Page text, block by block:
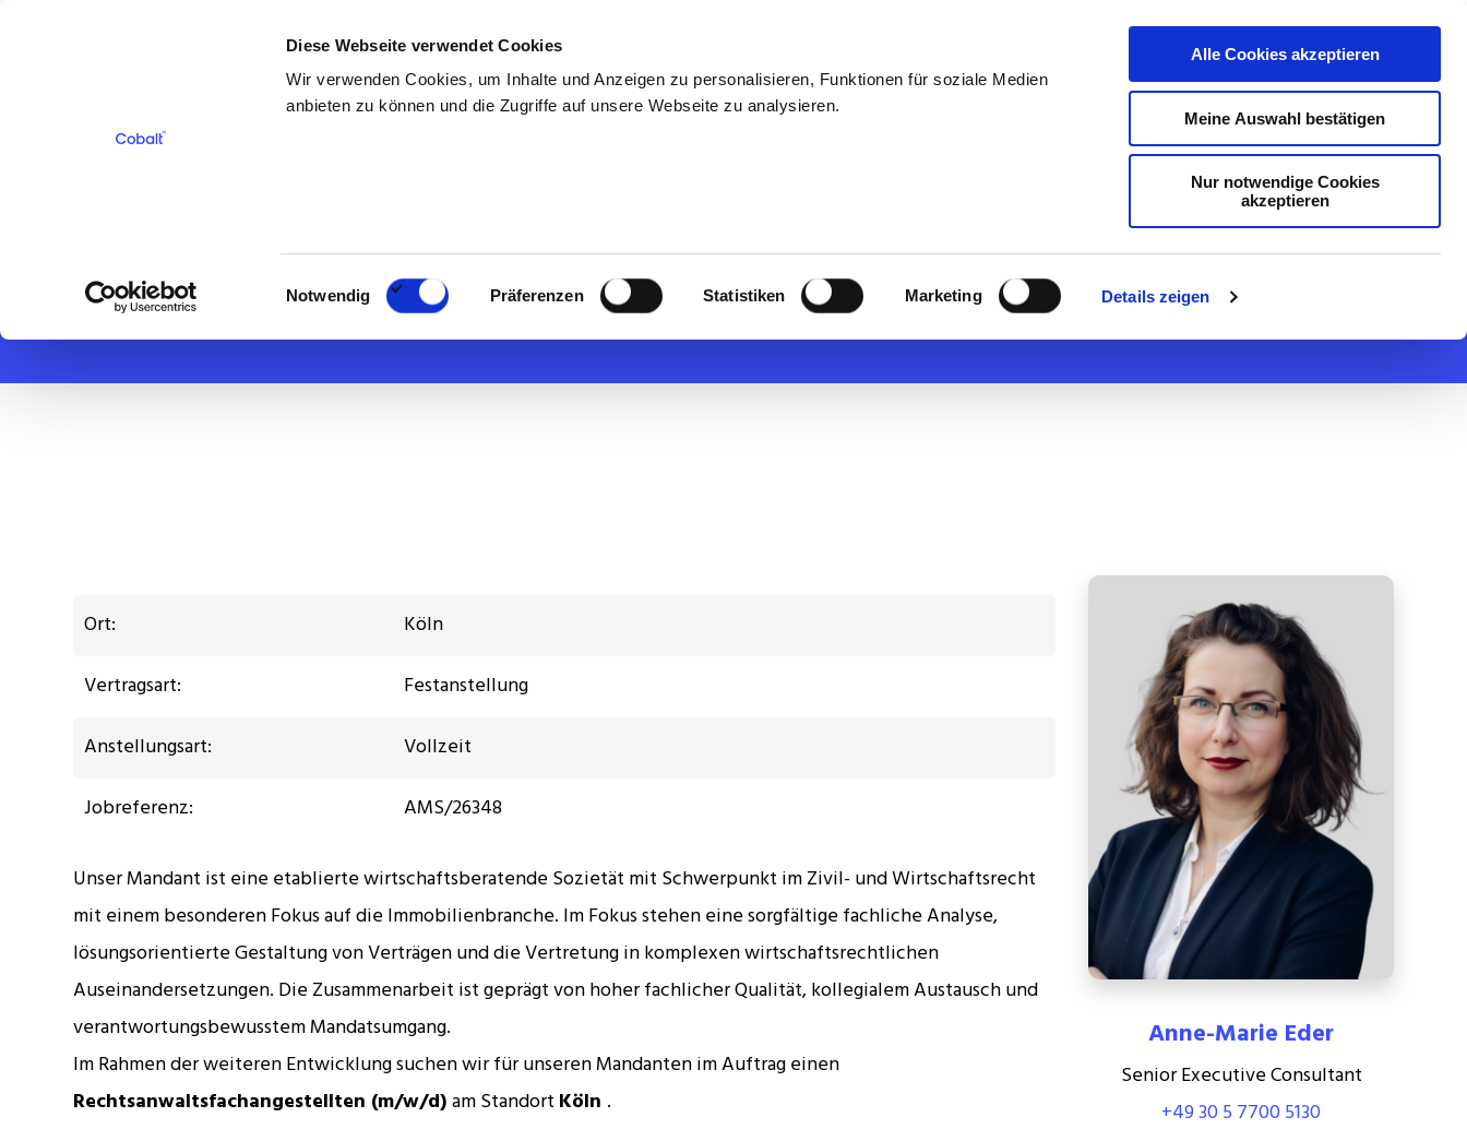
Diese Webseite verwendet Cookies
Wir verwenden Cookies, um Inhalte und Anzeigen zu personalisieren, Funktionen für soziale Medien
anbieten zu können und die Zugriffe auf unsere Webseite zu analysieren.
Einwilligungsauswahl
Notwendig Präferenzen Statistiken Marketing Details zeigen
Alle Cookies akzeptieren
Meine Auswahl bestätigen
Nur notwendige Cookies
akzeptieren
Für Bewerber Für Kunden Über uns Blog & Presse DE Initiativ bewerben
Rechtsanwaltsfachangestellter (m/w/d) *
Ort:
Köln
Vertragsart:
Festanstellung
Anstellungsart:
Vollzeit
Jobreferenz:
AMS/26348
Unser Mandant ist eine etablierte wirtschaftsberatende Sozietät mit Schwerpunkt im Zivil- und Wirtschaftsrecht
mit einem besonderen Fokus auf die Immobilienbranche. Im Fokus stehen eine sorgfältige fachliche Analyse,
lösungsorientierte Gestaltung von Verträgen und die Vertretung in komplexen wirtschaftsrechtlichen
Auseinandersetzungen. Die Zusammenarbeit ist geprägt von hoher fachlicher Qualität, kollegialem Austausch und
verantwortungsbewusstem Mandatsumgang.
Im Rahmen der weiteren Entwicklung suchen wir für unseren Mandanten im Auftrag einen
Rechtsanwaltsfachangestellten (m/w/d)am Standort Köln .
Anne-Marie Eder
Senior Executive Consultant
+49 30 5 7700 5130